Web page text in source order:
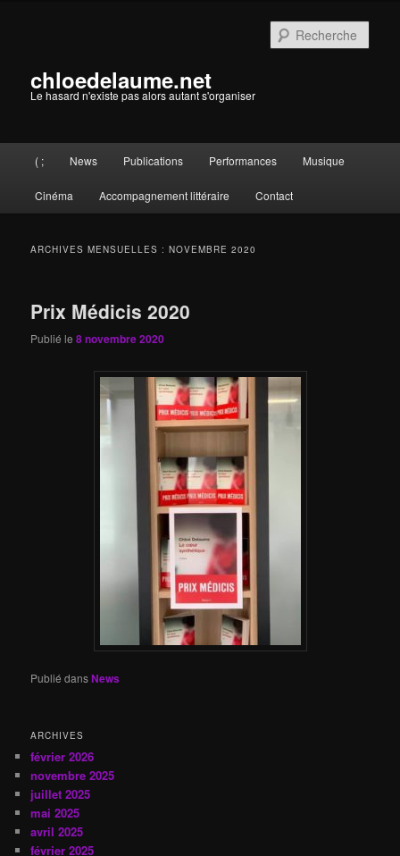
chloedelaume.net
Le hasard n'existe pas alors autant s'organiser
principal
( ; News Publications Performances Musique
Cinéma Accompagnement littéraire Contact
ARCHIVES MENSUELLES :NOVEMBRE 2020
Prix Médicis 2020
Publié le8 novembre 2020
Publié dansNews
ARCHIVES
février 2026
novembre 2025
juillet 2025
mai 2025
avril 2025
février 2025